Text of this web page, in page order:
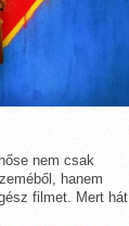
nem csak
hanem
filmet. Mert hát